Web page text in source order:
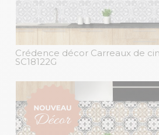
Crédence décor Carreaux de
SC18122G